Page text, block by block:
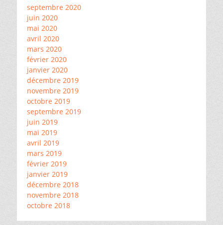
septembre 2020
juin 2020
mai 2020
avril 2020
mars 2020
février 2020
janvier 2020
décembre 2019
novembre 2019
octobre 2019
septembre 2019
juin 2019
mai 2019
avril 2019
mars 2019
février 2019
janvier 2019
décembre 2018
novembre 2018
octobre 2018